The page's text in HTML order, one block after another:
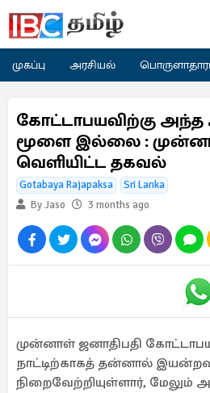
முகப்பு அரசியல்
கோட்டாபயவிற்கு அந்த
மூளை இல்லை :
வெளியிட்ட தகவல்
Gotabaya Rajapaksa
Sri Lanka
By Jaso
3 months ago
முன்னாள் ஜனாதிபதி
நாட்டிற்காகத் தன்னால்
நிறைவேற்றியுள்ளார், மேலும்